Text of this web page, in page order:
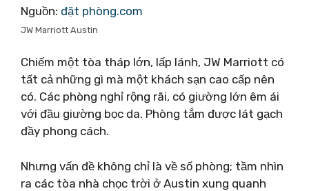
Nguồn: đặt phòng.com
JW Marriott Austin
Chiếm một tòa tháp lớn, lấp lánh, JW Marriott có
tất cả những gì mà một khách sạn cao cấp nên
có. Các phòng nghỉ rộng rãi, có giường lớn êm ái
với đầu giường bọc da. Phòng tắm được lát gạch
đầy phong cách.
Nhưng vấn đề không chỉ là về số phòng; tầm nhìn
ra các tòa nhà chọc trời ở Austin xung quanh